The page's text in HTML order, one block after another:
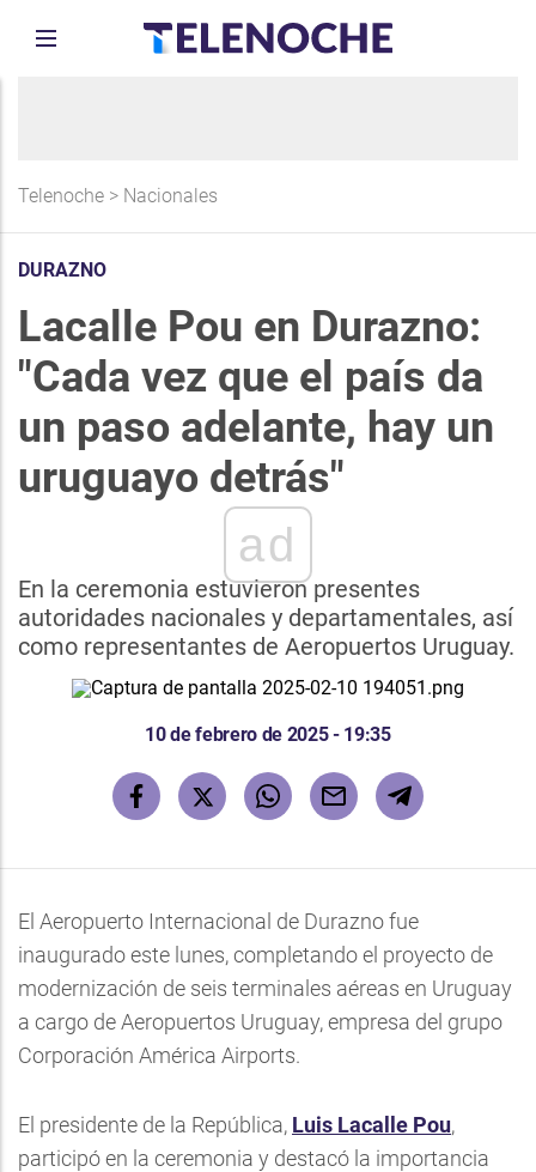
Telenoche > Nacionales
DURAZNO
Lacalle Pou en Durazno:
"Cada vez que el país da
un paso adelante, hay un
uruguayo detrás"
ad
En la ceremonia estuvieron presentes
autoridades nacionales y departamentales, así
como representantes de Aeropuertos Uruguay.
10 de febrero de 2025 - 19:35
El Aeropuerto Internacional de Durazno fue
inaugurado este lunes, completando el proyecto de
modernización de seis terminales aéreas en Uruguay
a cargo de Aeropuertos Uruguay, empresa del grupo
Corporación América Airports.
El presidente de la República, Luis Lacalle Pou,
participó en la ceremonia y destacó la importancia